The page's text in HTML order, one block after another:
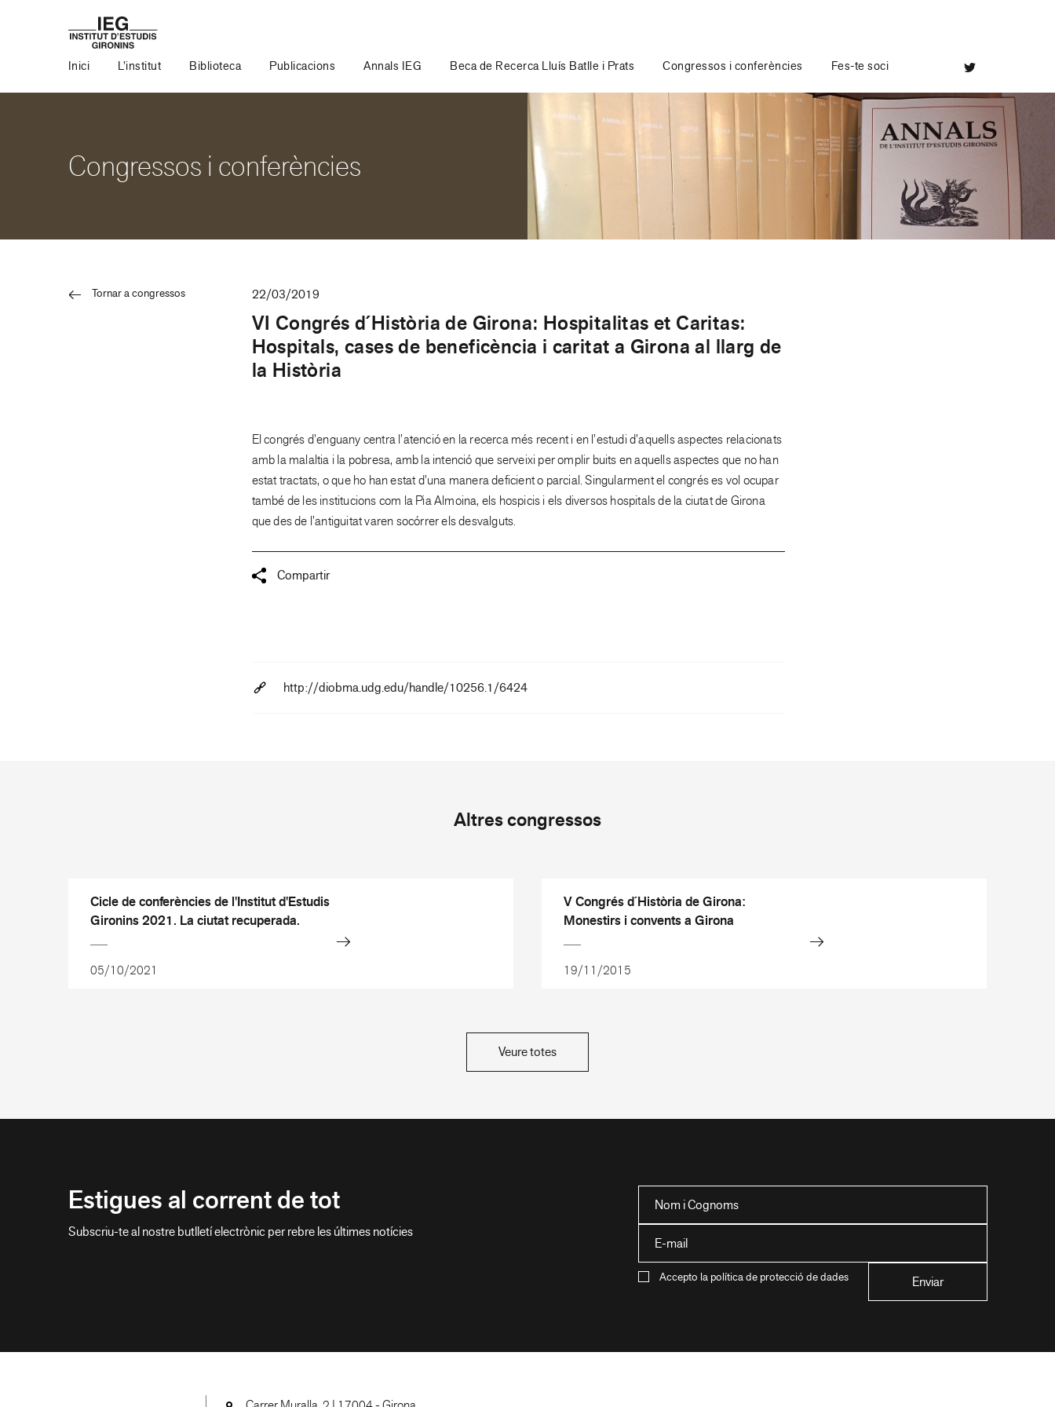
Inici L’institut Biblioteca Publicacions Annals IEG Beca de Recerca Lluís Batlle i Prats Congressos i conferències Fes-te soci
Congressos i conferències
Tornar a congressos 22/03/2019
VI Congrés d´Història de Girona: Hospitalitas et Caritas:
Hospitals, cases de beneficència i caritat a Girona al llarg de
la Història
El congrés d’enguany centra l’atenció en la recerca més recent i en l’estudi d’aquells aspectes relacionats
amb la malaltia i la pobresa, amb la intenció que serveixi per omplir buits en aquells aspectes que no han
estat tractats, o que ho han estat d’una manera deficient o parcial. Singularment el congrés es vol ocupar
també de les institucions com la Pia Almoina, els hospicis i els diversos hospitals de la ciutat de Girona
que des de l’antiguitat varen socórrer els desvalguts.
Compartir
http://diobma.udg.edu/handle/10256.1/6424
Altres congressos
Cicle de conferències de l'Institut d'Estudis
Gironins 2021. La ciutat recuperada.
05/10/2021
V Congrés d´Història de Girona:
Monestirs i convents a Girona
19/11/2015
Veure totes
Estigues al corrent de tot
Subscriu-te al nostre butlletí electrònic per rebre les últimes notícies
Accepto la política de protecció de dades